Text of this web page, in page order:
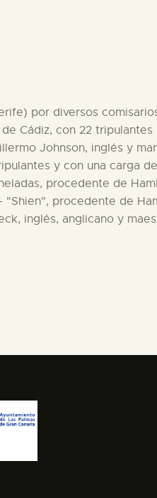
por diversos
Cádiz, con 22
Johnson, inglés y
y con una carga
procedente de
procedente de
inglés, anglicano y